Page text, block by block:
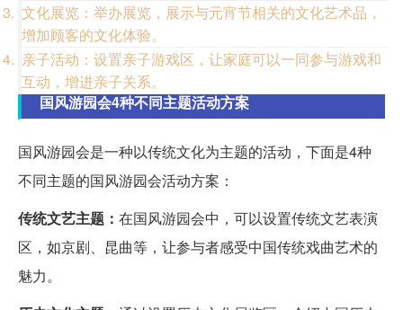
文化展览：举办展览，展示与元宵节相关的文化艺术品，
增加顾客的文化体验。
亲子活动：设置亲子游戏区，让家庭可以一同参与游戏和
互动，增进亲子关系。
国风游园会4种不同主题活动方案
国风游园会是一种以传统文化为主题的活动，下面是4种
不同主题的国风游园会活动方案：
传统文艺主题： 在国风游园会中，可以设置传统文艺表演
区，如京剧、昆曲等，让参与者感受中国传统戏曲艺术的
魅力。